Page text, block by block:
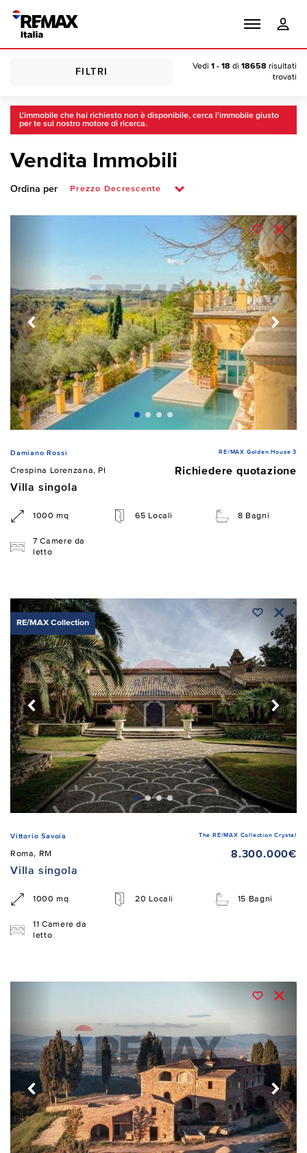
FILTRI
Vedi 1 - 18 di 18658 risultati
trovati
L'immobile che hai richiesto non è disponibile, cerca l'immobile giusto
per te sul nostro motore di ricerca.
Vendita Immobili
Ordina per
Damiano Rossi RE/MAX Golden House 3
Crespina Lorenzana, PI
Richiedere quotazione
Villa singola
1000 mq 65 Locali 8 Bagni
7 Camere da
letto
RE/MAX Collection
Vittorio Savoia The RE/MAX Collection Crystal
Roma, RM
8.300.000€
Villa singola
1000 mq 20 Locali 15 Bagni
11 Camere da
letto